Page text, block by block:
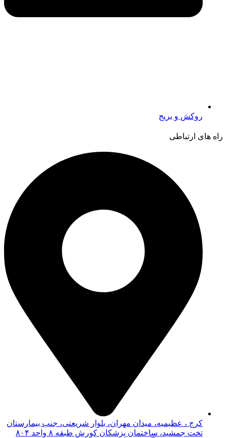
روکش و بریج
راه های ارتباطی
کرج ، عظیمیه، میدان مهران، بلوار شریعتی، جنب بیمارستان
تخت جمشید، ساختمان پزشکان کورش طبقه ۸ واحد ۸۰۴